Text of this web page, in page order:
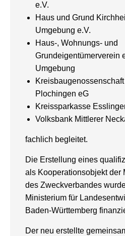
e.V.
Haus und Grund
Umgebung e.V.
Haus-, Wohnungs- und
Grundeigentümerverein
Umgebung
Plochingen eG
Kreissparkasse
Volksbank Mittlerer
fachlich begleitet.
Die Erstellung eines
als Kooperationsobjekt der
des Zweckverbandes
Ministerium für
Baden-Württemberg
Der neu erstellte